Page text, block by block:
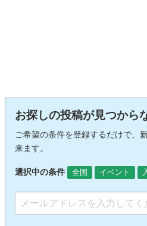
お探しの投稿が見つから
ご希望の条件を登録するだけで、
来ます。
選択中の条件 全国 イベント